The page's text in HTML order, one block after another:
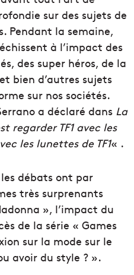
sur des sujets de
Pendant la semaine,
à l’impact des
des super héros, de la
bien d’autres sujets
sur nos sociétés.
a déclaré dans La
regarder TF1 avec les
les lunettes de TF1« .
débats ont par
très surprenants
», l’impact du
de la série « Games
sur la mode sur le
avoir du style ? ».